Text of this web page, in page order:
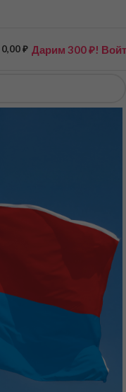
0,00₽ Дарим 300 ₽!